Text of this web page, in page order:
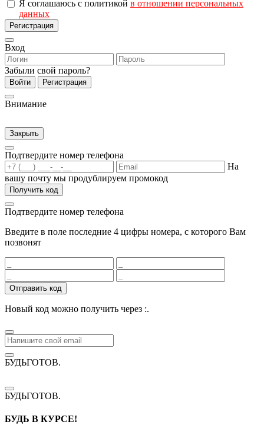
Я соглашаюсь с политикой в отношении персональных
данных
Регистрация
Вход
Забыли свой пароль?
Войти Регистрация
Внимание
Закрыть
Подтвердите номер телефона
На
вашу почту мы продублируем промокод
Получить код
Подтвердите номер телефона
Введите в поле последние 4 цифры номера, с которого Вам
позвонят
Отправить код
Новый код можно получить через :.
БУДЬГОТОВ.
БУДЬГОТОВ.
БУДЬ В КУРСЕ!